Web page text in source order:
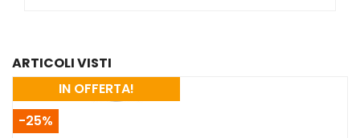
ARTICOLI VISTI
IN OFFERTA!
-25%